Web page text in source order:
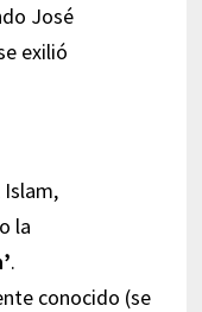
José
exilió
Islam,
la
’.
conocido (se